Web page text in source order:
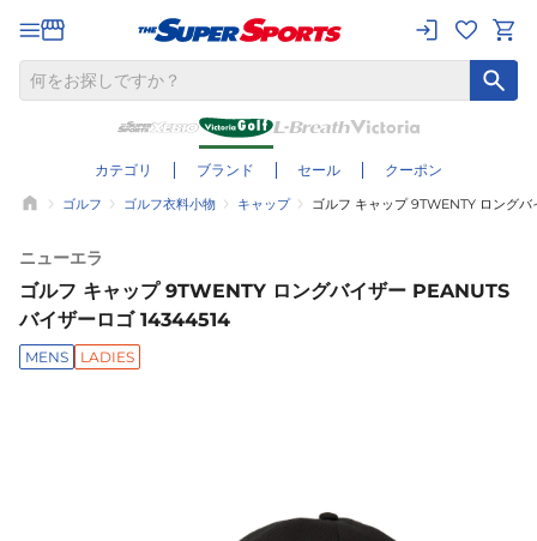
カテゴリ ブランド セール クーポン
ゴルフ ゴルフ衣料小物 キャップ ゴルフ キャップ 9TWENTY ロング
ニューエラ
ゴルフ キャップ 9TWENTY ロングバイザー PEANUTS
バイザーロゴ 14344514
MENS LADIES